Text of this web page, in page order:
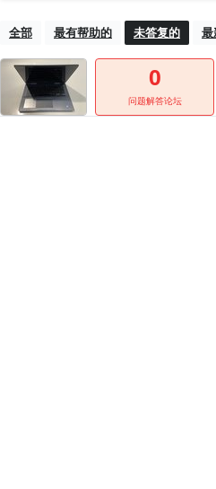
全部 最有帮助的 未答复的 最
0
问题解答论坛